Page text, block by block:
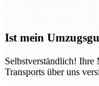
Ist mein
Selbstverständlich! Ihre
Transports über uns